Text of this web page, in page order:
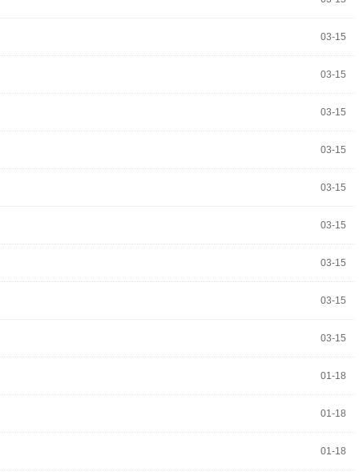
03-15
03-15
03-15
03-15
03-15
03-15
03-15
03-15
03-15
01-18
01-18
01-18